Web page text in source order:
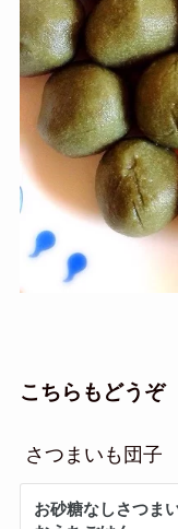
こちらもどうぞ
さつまいも団子